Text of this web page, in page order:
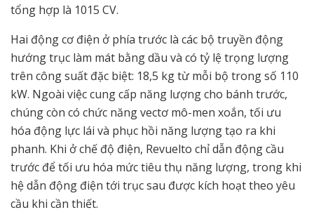
tổng hợp là 1015 CV.
Hai động cơ điện ở phía trước là các bộ truyền động
hướng trục làm mát bằng dầu và có tỷ lệ trọng lượng
trên công suất đặc biệt: 18,5 kg từ mỗi bộ trong số 110
kW. Ngoài việc cung cấp năng lượng cho bánh trước,
chúng còn có chức năng vectơ mô-men xoắn, tối ưu
hóa động lực lái và phục hồi năng lượng tạo ra khi
phanh. Khi ở chế độ điện, Revuelto chỉ dẫn động cầu
trước để tối ưu hóa mức tiêu thụ năng lượng, trong khi
hệ dẫn động điện tới trục sau được kích hoạt theo yêu
cầu khi cần thiết.